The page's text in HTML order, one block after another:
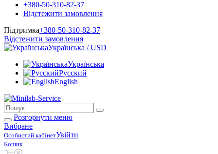
+380-50-310-82-37
Відстежити замовлення
Підтримка+380-50-310-82-37
Відстежити замовлення
Українська / USD
Українська
Русский
English
Розгорнути меню
Вибране
Особистий кабінетУвійти
Кошик